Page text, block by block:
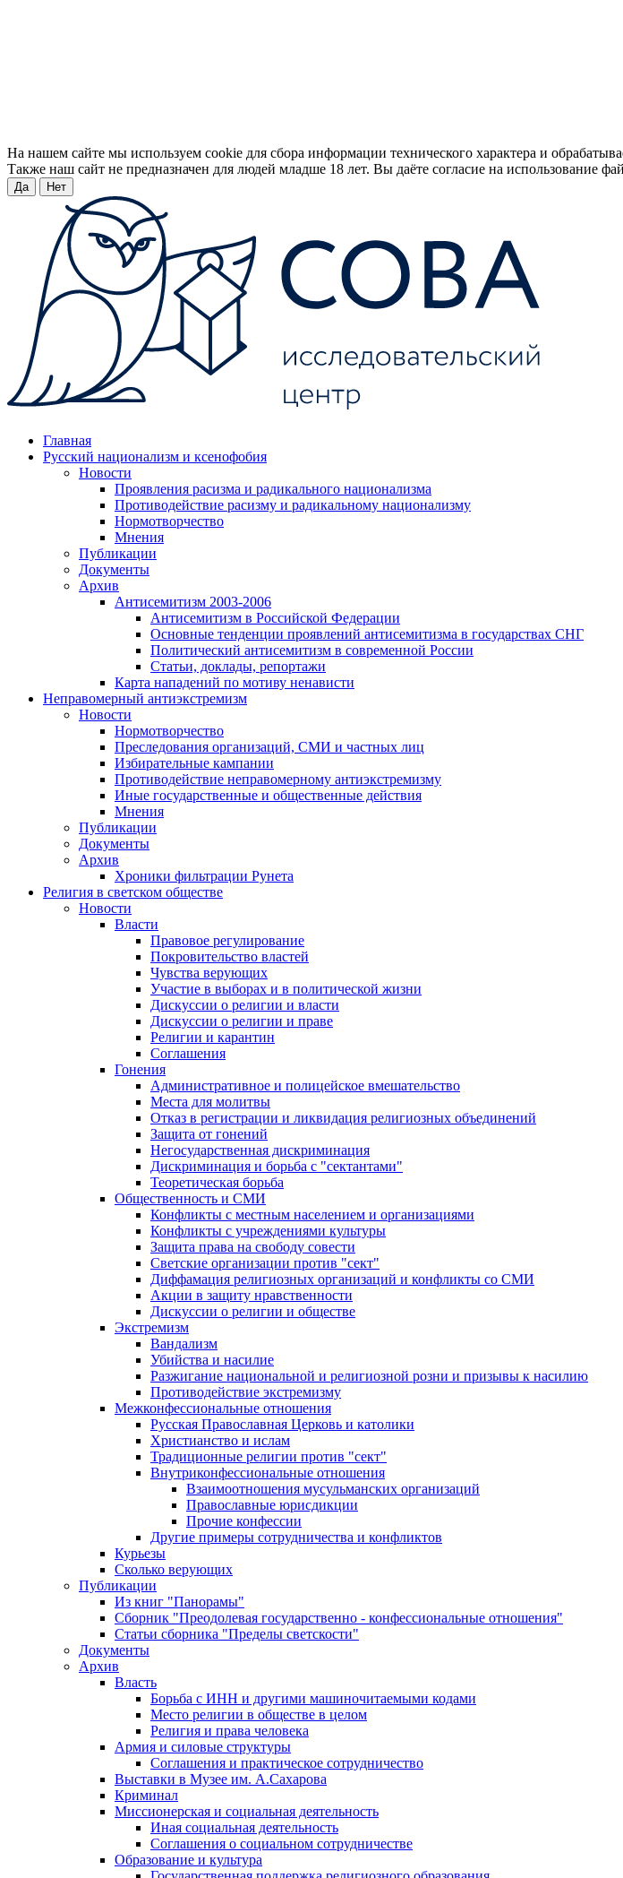
На нашем сайте мы используем cookie для сбора информации технического характера и
Также наш сайт не предназначен для людей младше 18 лет. Вы даёте согласие на использование
Да Нет
Главная
Русский национализм и ксенофобия
Новости
Проявления расизма и радикального национализма
Противодействие расизму и радикальному национализму
Нормотворчество
Мнения
Публикации
Документы
Архив
Антисемитизм 2003-2006
Антисемитизм в Российской Федерации
Основные тенденции проявлений антисемитизма в государствах СНГ
Политический антисемитизм в современной России
Статьи, доклады, репортажи
Карта нападений по мотиву ненависти
Неправомерный антиэкстремизм
Новости
Нормотворчество
Преследования организаций, СМИ и частных лиц
Избирательные кампании
Противодействие неправомерному антиэкстремизму
Иные государственные и общественные действия
Мнения
Публикации
Документы
Архив
Хроники фильтрации Рунета
Религия в светском обществе
Новости
Власти
Правовое регулирование
Покровительство властей
Чувства верующих
Участие в выборах и в политической жизни
Дискуссии о религии и власти
Дискуссии о религии и праве
Религии и карантин
Соглашения
Гонения
Административное и полицейское вмешательство
Места для молитвы
Отказ в регистрации и ликвидация религиозных объединений
Защита от гонений
Негосударственная дискриминация
Дискриминация и борьба с "сектантами"
Теоретическая борьба
Общественность и СМИ
Конфликты с местным населением и организациями
Конфликты с учреждениями культуры
Защита права на свободу совести
Светские организации против "сект"
Диффамация религиозных организаций и конфликты со СМИ
Акции в защиту нравственности
Дискуссии о религии и обществе
Экстремизм
Вандализм
Убийства и насилие
Разжигание национальной и религиозной розни и призывы к насилию
Противодействие экстремизму
Межконфессиональные отношения
Русская Православная Церковь и католики
Христианство и ислам
Традиционные религии против "сект"
Внутриконфессиональные отношения
Взаимоотношения мусульманских организаций
Православные юрисдикции
Прочие конфессии
Другие примеры сотрудничества и конфликтов
Курьезы
Сколько верующих
Публикации
Из книг "Панорамы"
Сборник "Преодолевая государственно - конфессиональные отношения"
Статьи сборника "Пределы светскости"
Документы
Архив
Власть
Борьба с ИНН и другими машиночитаемыми кодами
Место религии в обществе в целом
Религия и права человека
Армия и силовые структуры
Соглашения и практическое сотрудничество
Выставки в Музее им. А.Сахарова
Криминал
Миссионерская и социальная деятельность
Иная социальная деятельность
Соглашения о социальном сотрудничестве
Образование и культура